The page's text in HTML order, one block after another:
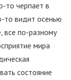
то черпает в
то видит осенью
все по-разному
мира
состояние